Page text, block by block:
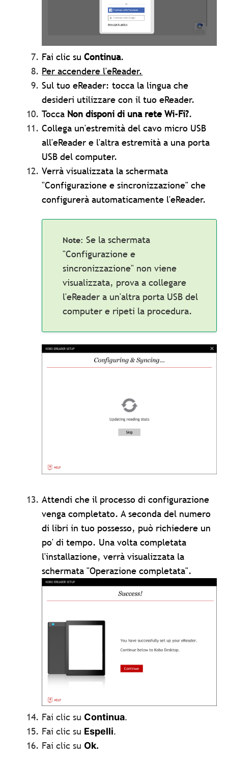
Fai clic su Continua.
Per accendere l'eReader.
Sul tuo eReader: tocca la lingua che
desideri utilizzare con il tuo eReader.
Tocca Non disponi di una rete Wi-Fi?.
Collega un'estremità del cavo micro USB
all'eReader e l'altra estremità a una porta
USB del computer.
Verrà visualizzata la schermata
"Configurazione e sincronizzazione" che
configurerà automaticamente l'eReader.
Se la schermata
"Configurazione e
sincronizzazione" non viene
visualizzata, prova a collegare
l'eReader a un'altra porta USB del
computer e ripeti la procedura.
Attendi che il processo di configurazione
venga completato. A seconda del numero
di libri in tuo possesso, può richiedere un
po' di tempo. Una volta completata
l'installazione, verrà visualizzata la
schermata "Operazione completata".
Fai clic su Continua.
Fai clic su Espelli.
Fai clic su Ok.